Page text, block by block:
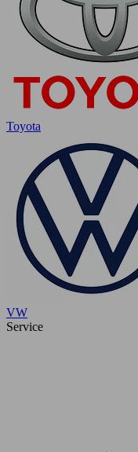
Toyota
VW
Service